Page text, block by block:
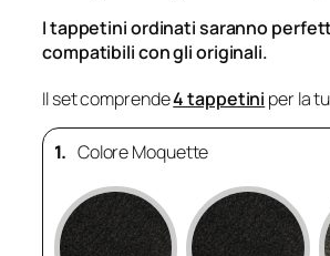
I tappetini ordinati saranno
compatibili con gli originali.
Il set comprende4 tappetini per la
1. Colore Moquette